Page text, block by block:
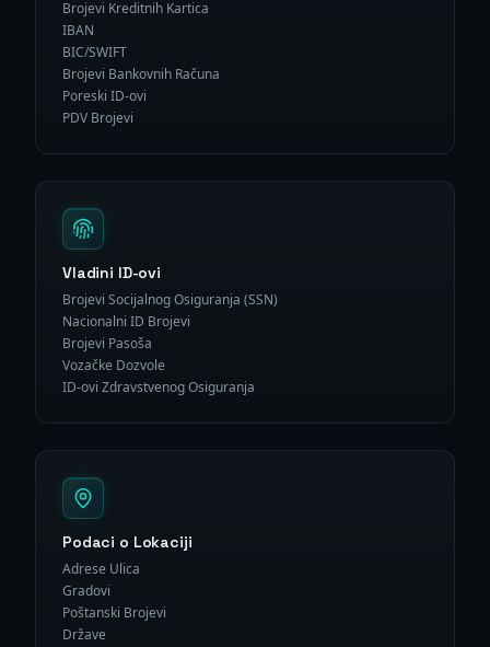
Brojevi Kreditnih Kartica
IBAN
BIC/SWIFT
Brojevi Bankovnih Računa
Poreski ID-ovi
PDV Brojevi
Vladini ID-ovi
Brojevi Socijalnog Osiguranja (SSN)
Nacionalni ID Brojevi
Brojevi Pasoša
Vozačke Dozvole
ID-ovi Zdravstvenog Osiguranja
Podaci o Lokaciji
Adrese Ulica
Gradovi
Poštanski Brojevi
Države